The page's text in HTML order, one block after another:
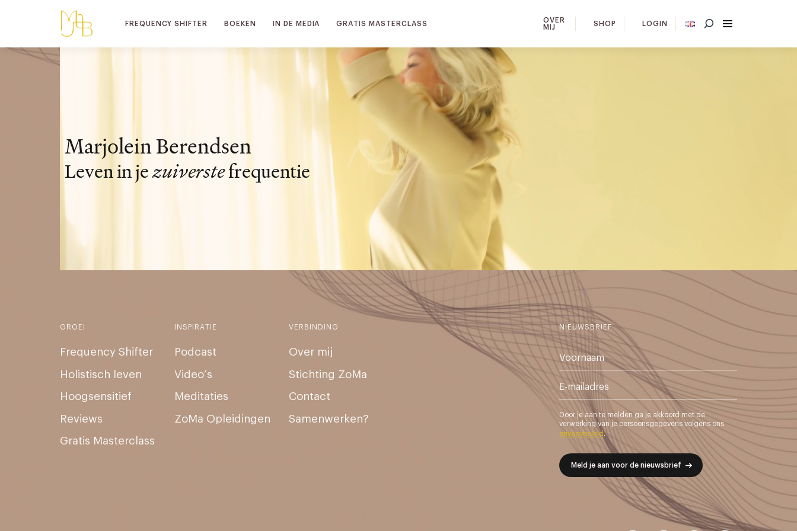
FREQUENCY SHIFTER BOEKEN IN DE MEDIA GRATIS MASTERCLASS
OVER
MIJ
SHOP LOGIN
Marjolein Berendsen
Leven in jezuiverstefrequentie
GROEI
Frequency Shifter
Holistisch leven
Hoogsensitief
Reviews
Gratis Masterclass
INSPIRATIE
Podcast
Video’s
Meditaties
ZoMa Opleidingen
VERBINDING
Over mij
Stichting ZoMa
Contact
Samenwerken?
NIEUWSBRIEF
Door je aan te melden ga je akkoord met de
verwerking van je persoonsgegevens volgens ons
privacybeleid .
Meld je aan voor de nieuwsbrief